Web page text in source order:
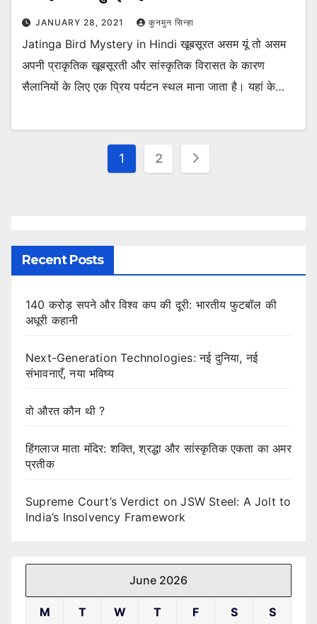
JANUARY 28, 2021 कुनमुन सिन्हा
Jatinga Bird Mystery in Hindi खूबसूरत असम यूं तो असम
अपनी प्राकृतिक खूबसूरती और सांस्कृतिक विरासत के कारण
सैलानियों के लिए एक प्रिय पर्यटन स्थल माना जाता है। यहां के…
Posts
1 2
Recent Posts
140 करोड़ सपने और विश्व कप की दूरी: भारतीय फुटबॉल की
अधूरी कहानी
Next-Generation Technologies: नई दुनिया, नई
संभावनाएँ, नया भविष्य
वो औरत कौन थी ?
हिंगलाज माता मंदिर: शक्ति, श्रद्धा और सांस्कृतिक एकता का अमर
प्रतीक
Supreme Court’s Verdict on JSW Steel: A Jolt to
India’s Insolvency Framework
June 2026
M T W T F S S